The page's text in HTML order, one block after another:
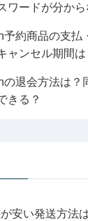
ワードが分か
予約商品の支払
ャンセル期間は
の退会方法は？
きる？
安い発送方法